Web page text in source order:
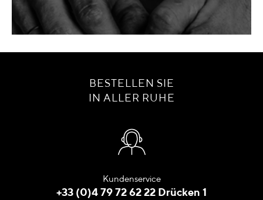
BESTELLEN SIE
IN ALLER RUHE
Kundenservice
+33 (0)4 79 72 62 22 Drücken 1